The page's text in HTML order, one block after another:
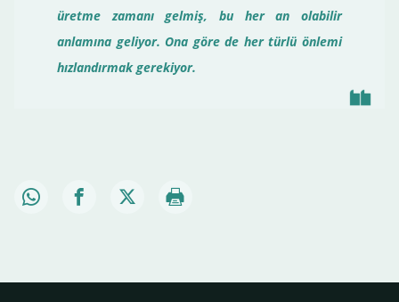
üretme zamanı gelmiş, bu her an olabilir
anlamına geliyor. Ona göre de her türlü önlemi
hızlandırmak gerekiyor.